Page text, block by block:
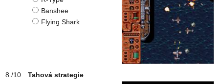
Banshee
Flying Shark
Tahová strategie